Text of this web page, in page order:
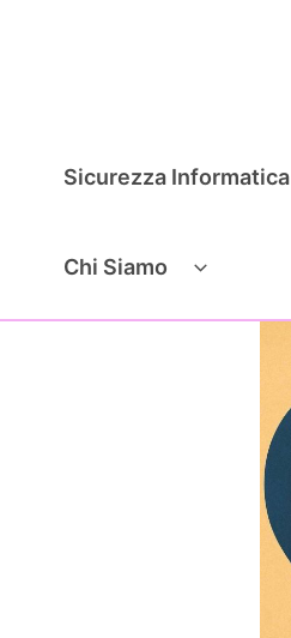
Sicurezza Informatica
Chi Siamo